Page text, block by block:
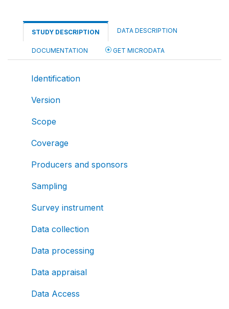
STUDY DESCRIPTION DATA DESCRIPTION
DOCUMENTATION GET MICRODATA
Identification
Version
Scope
Coverage
Producers and sponsors
Sampling
Survey instrument
Data collection
Data processing
Data appraisal
Data Access